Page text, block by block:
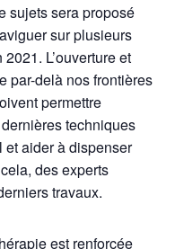
sujets sera proposé
sur plusieurs
L’ouverture et
par-delà nos frontières
permettre
techniques
et aider à dispenser
des experts
travaux.
est renforcée